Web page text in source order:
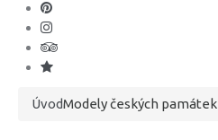
ÚvodModely českých památek